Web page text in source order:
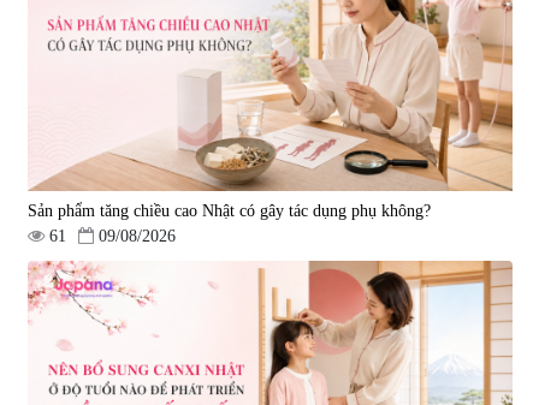
Sản phẩm tăng chiều cao Nhật có gây tác dụng phụ không?
61
09/08/2026